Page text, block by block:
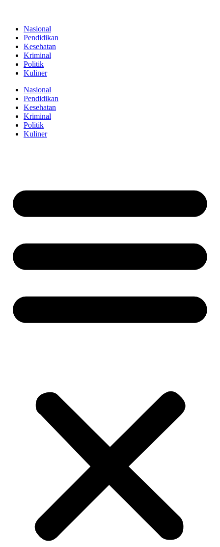
Nasional
Pendidikan
Kesehatan
Kriminal
Politik
Kuliner
Nasional
Pendidikan
Kesehatan
Kriminal
Politik
Kuliner